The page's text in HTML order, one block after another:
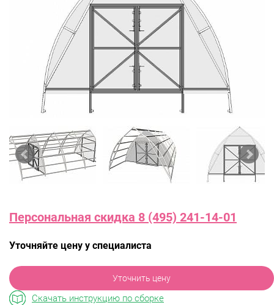
Персональная скидка 8 (495) 241-14-01
Уточняйте цену у специалиста
Уточнить цену
Скачать инструкцию по сборке